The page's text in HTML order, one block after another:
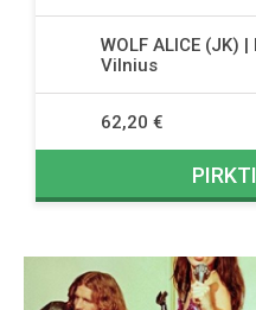
WOLF ALICE (JK)
Vilnius
62,20 €